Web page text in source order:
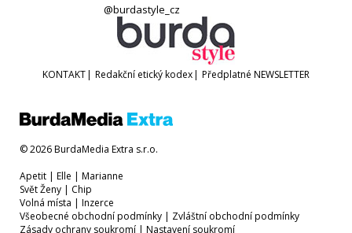
@burdastyle_cz
KONTAKT| Redakční etický kodex| Předplatné NEWSLETTER
© 2026 BurdaMedia Extra s.r.o.
Apetit | Elle | Marianne
Svět Ženy | Chip
Volná místa | Inzerce
Všeobecné obchodní podmínky | Zvláštní obchodní podmínky
Zásady ochrany soukromí | Nastavení soukromí